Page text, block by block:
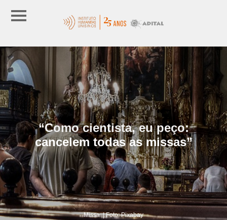
“Como cientista, eu peço:
cancelem todas as missas”
Missa. | Foto: Pixabay